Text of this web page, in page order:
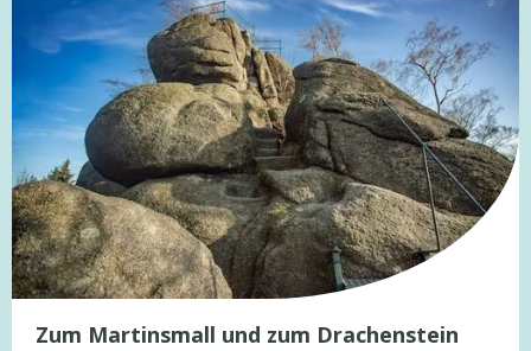
Zum Martinsmall und zum Drachenstein